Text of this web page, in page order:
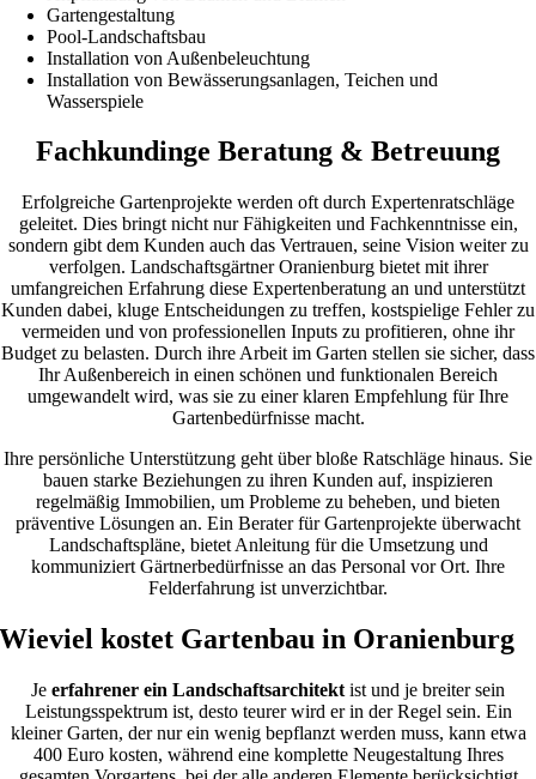
Gartengestaltung
Pool-Landschaftsbau
Installation von Außenbeleuchtung
Installation von Bewässerungsanlagen, Teichen und
Wasserspiele
Fachkundinge Beratung & Betreuung
Erfolgreiche Gartenprojekte werden oft durch Expertenratschläge
geleitet. Dies bringt nicht nur Fähigkeiten und Fachkenntnisse ein,
sondern gibt dem Kunden auch das Vertrauen, seine Vision weiter zu
verfolgen. Landschaftsgärtner Oranienburg bietet mit ihrer
umfangreichen Erfahrung diese Expertenberatung an und unterstützt
Kunden dabei, kluge Entscheidungen zu treffen, kostspielige Fehler zu
vermeiden und von professionellen Inputs zu profitieren, ohne ihr
Budget zu belasten. Durch ihre Arbeit im Garten stellen sie sicher, dass
Ihr Außenbereich in einen schönen und funktionalen Bereich
umgewandelt wird, was sie zu einer klaren Empfehlung für Ihre
Gartenbedürfnisse macht.
Ihre persönliche Unterstützung geht über bloße Ratschläge hinaus. Sie
bauen starke Beziehungen zu ihren Kunden auf, inspizieren
regelmäßig Immobilien, um Probleme zu beheben, und bieten
präventive Lösungen an. Ein Berater für Gartenprojekte überwacht
Landschaftspläne, bietet Anleitung für die Umsetzung und
kommuniziert Gärtnerbedürfnisse an das Personal vor Ort. Ihre
Felderfahrung ist unverzichtbar.
Wieviel kostet Gartenbau in Oranienburg
Je erfahrener ein Landschaftsarchitekt ist und je breiter sein
Leistungsspektrum ist, desto teurer wird er in der Regel sein. Ein
kleiner Garten, der nur ein wenig bepflanzt werden muss, kann etwa
400 Euro kosten, während eine komplette Neugestaltung Ihres